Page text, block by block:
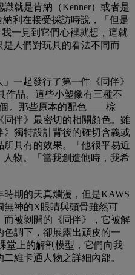
就是肯納（Kenner）或者是
利在接受採訪時說，「但是
一見到它們心裡就想，這就
人們對玩具的看法不同而
一起發行了第一件《同伴》
作品。這些小塑像有三種不
個。那些原本的配色——棕
伴》最密切的相關顏色。雖
獨特設計背後的確切含義或
具有的效果。「他很平易近
物。「當我創造他時，我希
期的天真爛漫，但是KAWS
無神的X眼睛與頭骨雖然可
被剝開的《同伴》，它被解
調下，卻展露出頑皮的一
堂上的解剖模型，它們向我
維卡通人物之詳細內部。